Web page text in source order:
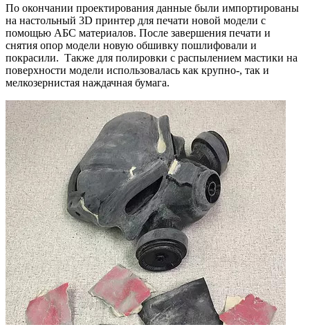
По окончании проектирования данные были импортированы
на настольный 3D принтер для печати новой модели с
помощью АБС материалов. После завершения печати и
снятия опор модели новую обшивку пошлифовали и
покрасили. Также для полировки с распылением мастики на
поверхности модели использовалась как крупно-, так и
мелкозернистая наждачная бумага.